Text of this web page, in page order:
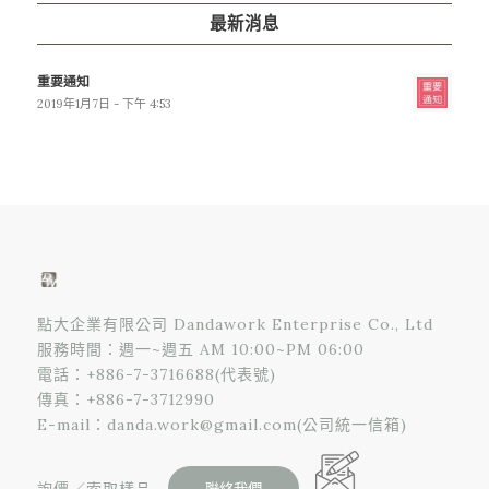
最新消息
重要通知
2019年1月7日 - 下午 4:53
點大企業有限公司 Dandawork Enterprise Co., Ltd
服務時間：週一~週五 AM 10:00~PM 06:00
電話： +886-7-3716688(代表號)
傳真：+886-7-3712990
E-mail： danda.work@gmail.com(公司統一信箱)